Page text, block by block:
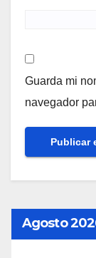
Guarda mi
navegador
Agosto